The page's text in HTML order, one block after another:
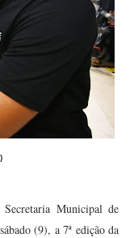
Municipal de
(9), a 7ª edição da